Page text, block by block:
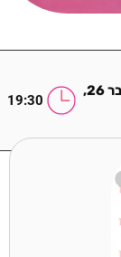
ספטמבר 26,
19:30